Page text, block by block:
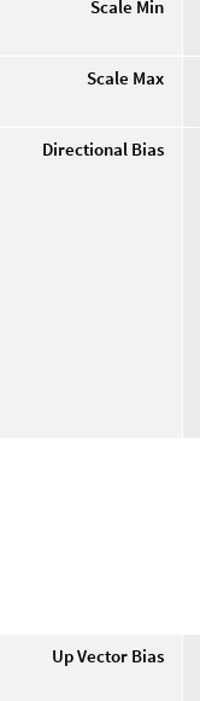
Scale Min
Scale Max
Directional Bias
Up Vector Bias